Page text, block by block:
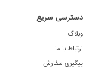
دسترسی سریع
وبلاگ
ارتباط با ما
پیگیری سفارش